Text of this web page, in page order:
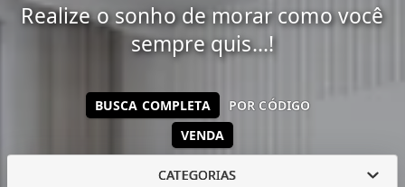
Realize o sonho de morar como você
sempre quis...!
VENDA
BUSCA COMPLETA POR CÓDIGO
CATEGORIAS